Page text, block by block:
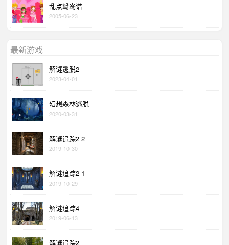
乱点鸳鸯谱
2005-06-23
最新游戏
解谜逃脱2
2023-04-01
幻想森林逃脱
2020-03-31
解谜追踪2 2
2019-10-30
解谜追踪2 1
2019-10-29
解谜追踪4
2019-06-13
解谜追踪2